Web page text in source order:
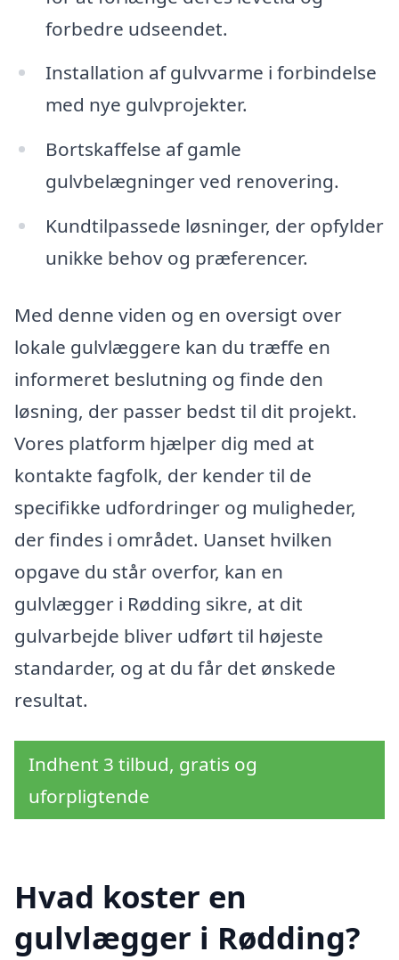
forbedre udseendet.
Installation af gulvvarme i forbindelse
med nye gulvprojekter.
Bortskaffelse af gamle
gulvbelægninger ved renovering.
Kundtilpassede løsninger, der opfylder
unikke behov og præferencer.
Med denne viden og en oversigt over
lokale gulvlæggere kan du træffe en
informeret beslutning og finde den
løsning, der passer bedst til dit projekt.
Vores platform hjælper dig med at
kontakte fagfolk, der kender til de
specifikke udfordringer og muligheder,
der findes i området. Uanset hvilken
opgave du står overfor, kan en
gulvlægger i Rødding sikre, at dit
gulvarbejde bliver udført til højeste
standarder, og at du får det ønskede
resultat.
Indhent 3 tilbud, gratis og
uforpligtende
Hvad koster en
gulvlægger i Rødding?